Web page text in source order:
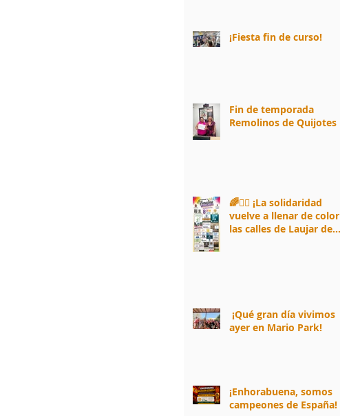
¡Fiesta fin de curso!
Fin de temporada
Remolinos de Quijotes
🌈🏃‍♀️ ¡La solidaridad
vuelve a llenar de color
las calles de Laujar de
¡Qué gran día vivimos
ayer en Mario Park!
¡Enhorabuena, somos
campeones de España!